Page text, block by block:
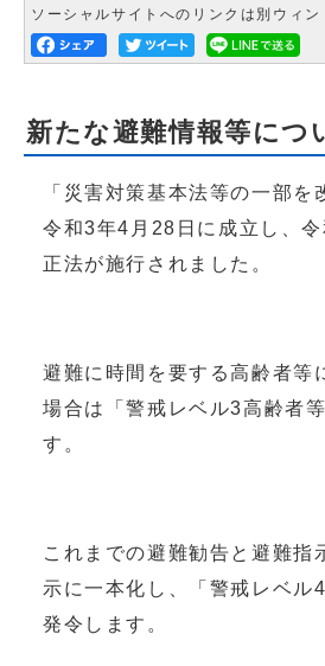
ソーシャルサイトへのリンクは別ウィン
新たな避難情報等につ
「災害対策基本法等の一部を
令和3年4月28日に成立し、
正法が施行されました。
避難に時間を要する高齢者等
場合は「警戒レベル3高齢者
す。
これまでの避難勧告と避難指
示に一本化し、「警戒レベル
発令します。